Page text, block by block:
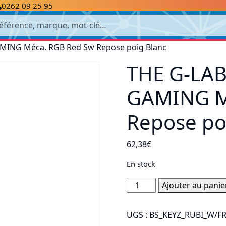
0262 09 25 95
Méca. RGB Red Sw Repose poig Blanc
THE G-
GAMING
Repose
62,38€
En stock
quantité
de
G-
Ajouter au
UGS : BS_KEYZ_RUBI_W/FR